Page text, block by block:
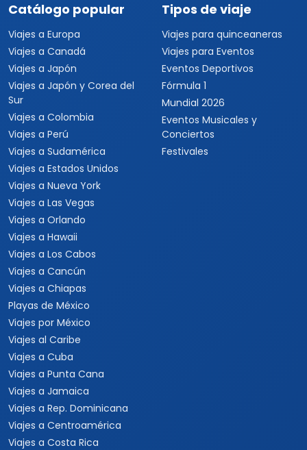
Catálogo popular
Viajes a Europa
Viajes a Canadá
Viajes a Japón
Viajes a Japón y Corea del
Sur
Viajes a Colombia
Viajes a Perú
Viajes a Sudamérica
Viajes a Estados Unidos
Viajes a Nueva York
Viajes a Las Vegas
Viajes a Orlando
Viajes a Hawaii
Viajes a Los Cabos
Viajes a Cancún
Viajes a Chiapas
Playas de México
Viajes por México
Viajes al Caribe
Viajes a Cuba
Viajes a Punta Cana
Viajes a Jamaica
Viajes a Rep. Dominicana
Viajes a Centroamérica
Viajes a Costa Rica
Tipos de viaje
Viajes para quinceaneras
Viajes para Eventos
Eventos Deportivos
Fórmula 1
Mundial 2026
Eventos Musicales y
Conciertos
Festivales